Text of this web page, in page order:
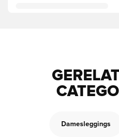
Damesleggings